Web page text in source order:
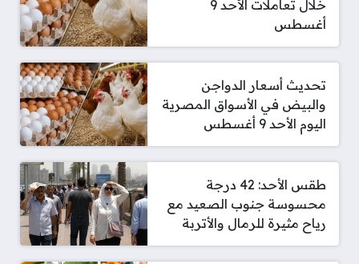
خلال تعاملات الأحد 9
أغسطس
تحديث أسعار الدواجن
والبيض في الأسواق المصرية
اليوم الأحد 9 أغسطس
طقس الأحد: 42 درجة
محسوسة جنوب الصعيد مع
رياح مثيرة للرمال والأتربة